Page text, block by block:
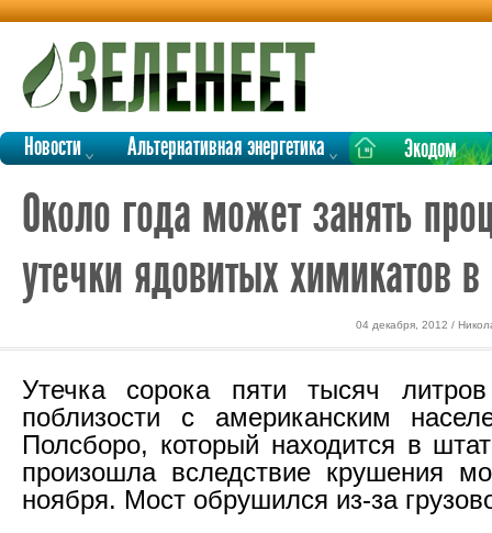
Новости Альтернативная энергетика Экодом
Около года может занять
утечки ядовитых химикатов
04 декабря, 2012 /
Утечка сорока пяти тысяч
поблизости с американским
Полсборо, который находится в
произошла вследствие крушения
ноября. Мост обрушился из-за